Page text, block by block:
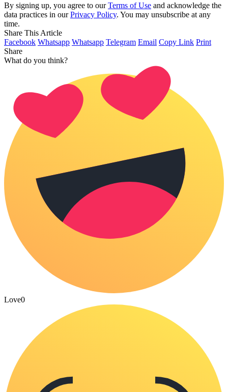
By signing up, you agree to ourTerms of Use and acknowledge the
data practices in ourPrivacy Policy. You may unsubscribe at any
time.
Share This Article
Facebook Whatsapp Whatsapp Telegram Email Copy Link Print
Share
What do you think?
Love0